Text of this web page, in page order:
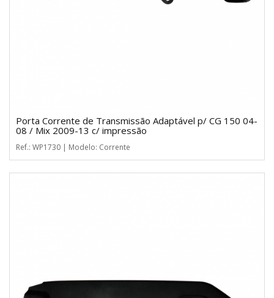
Porta Corrente de Transmissão Adaptável p/ CG 150 04-
08 / Mix 2009-13 c/ impressão
Ref.: WP1730 | Modelo: Corrente